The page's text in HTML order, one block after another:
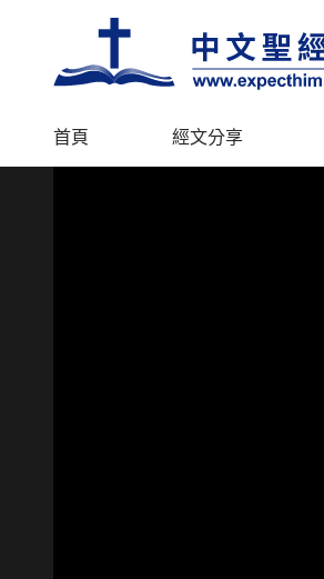
首頁 經文分享